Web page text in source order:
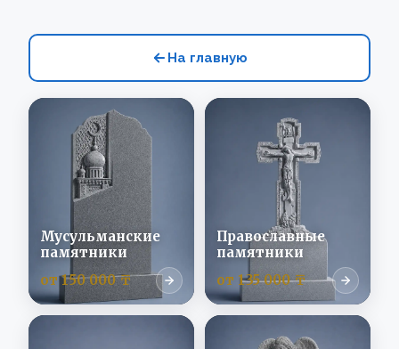
На главную
Мусульманские
памятники
от 150 000 ₸
Православные
памятники
от 135 000 ₸